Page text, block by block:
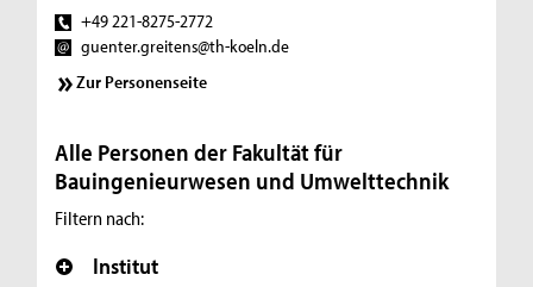
+49 221-8275-2772
guenter.greitens@th-koeln.de
Zur Personenseite
Alle Personen der Fakultät für
Bauingenieurwesen und Umwelttechnik
Filtern nach:
Institut